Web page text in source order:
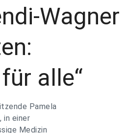
Wagner
alle“
Pamela
in einer
Medizin